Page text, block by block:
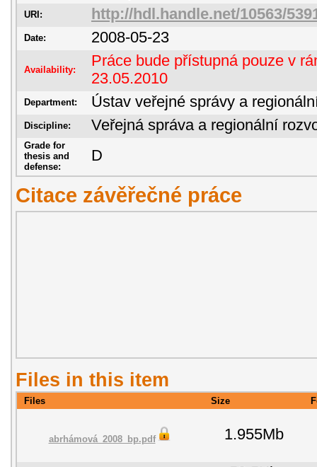
URI: http://hdl.handle.net/10563/
Date: 2008-05-23
Availability:
Práce bude přístupná pouze v
23.05.2010
Department: Ústav veřejné správy a
Discipline: Veřejná správa a regionální
Grade for
thesis and
defense:
D
Citace závěřečné práce
Files in this item
Files Size
abrhámová_2008_bp.pdf 1.955Mb